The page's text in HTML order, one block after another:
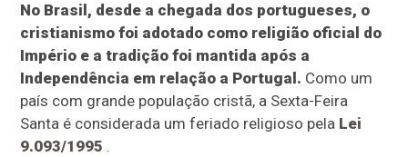
No Brasil, desde a chegada dos portugueses, o
cristianismo foi adotado como religião oficial do
Império e a tradição foi mantida após a
Independência em relação a Portugal. Como um
país com grande população cristã, a Sexta-Feira
Santa é considerada um feriado religioso pela Lei
9.093/1995 .